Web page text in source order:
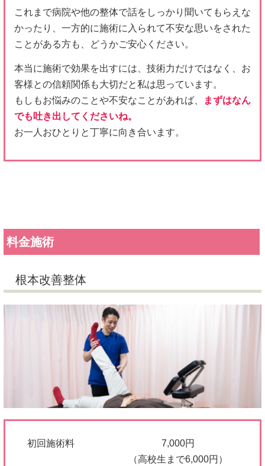
これまで病院や他の整体で話をしっかり聞いてもらえな
かったり、一方的に施術に入られて不安な思いをされた
ことがある方も、どうかご安心ください。
本当に施術で効果を出すには、技術力だけではなく、お
客様との信頼関係も大切だと私は思っています。
もしもお悩みのことや不安なことがあれば、
まずはなん
でも吐き出してくださいね。
お一人おひとりと丁寧に向き合います。
料金施術
根本改善整体
初回施術料
7,000円
（高校生まで6,000円）